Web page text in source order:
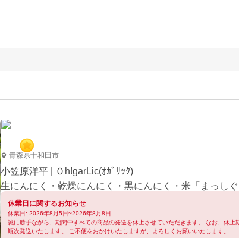
青森県十和田市
小笠原洋平 | Ｏh!garLic(ｵｶﾞﾘｯｸ)
生にんにく・乾燥にんにく・黒にんにく・米「まっしぐ
休業日に関するお知らせ
休業日: 2026年8月5日~2026年8月8日
誠に勝手ながら、期間中すべての商品の発送を休止させていただきます。 なお、休止
順次発送いたします。 ご不便をおかけいたしますが、よろしくお願いいたします。